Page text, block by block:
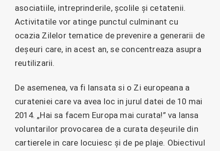
asociatiile, intreprinderile, școlile și cetatenii.
Activitatile vor atinge punctul culminant cu
ocazia Zilelor tematice de prevenire a generarii de
deșeuri care, in acest an, se concentreaza asupra
reutilizarii.
De asemenea, va fi lansata si o Zi europeana a
curateniei care va avea loc in jurul datei de 10 mai
2014. „Hai sa facem Europa mai curata!” va lansa
voluntarilor provocarea de a curata deșeurile din
cartierele in care locuiesc și de pe plaje. Obiectivul